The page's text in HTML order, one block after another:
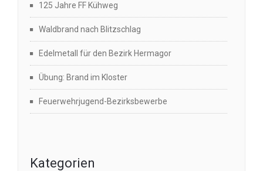
125 Jahre FF Kühweg
Waldbrand nach Blitzschlag
Edelmetall für den Bezirk Hermagor
Übung: Brand im Kloster
Feuerwehrjugend-Bezirksbewerbe
Kategorien